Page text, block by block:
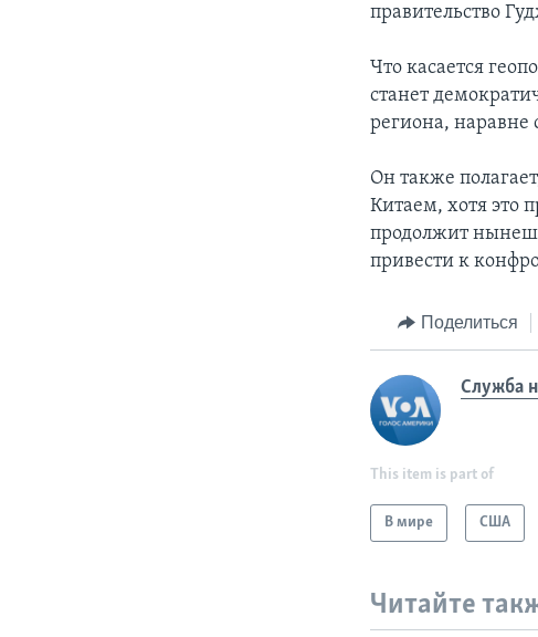
правительство
Что касается
станет
региона,
Он также
Китаем, хотя это
продолжит
привести к
Поделиться
Служба
This item is part of
В мире США
Читайте